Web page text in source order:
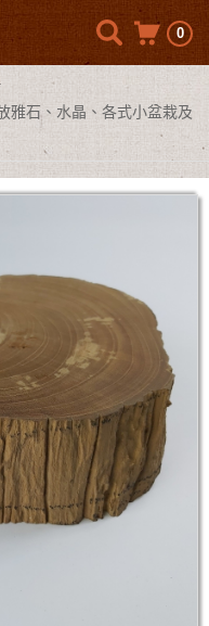
0
雅石、水晶、各式小盆栽及